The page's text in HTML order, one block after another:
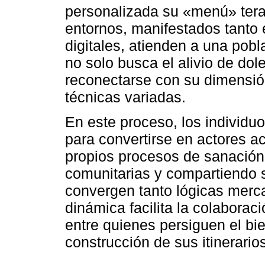
personalizada su «menú»
entornos, manifestados
digitales, atienden a una
no solo busca el alivio de
reconectarse con su
técnicas variadas.
En este proceso, los
para convertirse en actores
propios procesos de
comunitarias y compartiendo
convergen tanto lógicas
dinámica facilita la
entre quienes persiguen el
construcción de sus